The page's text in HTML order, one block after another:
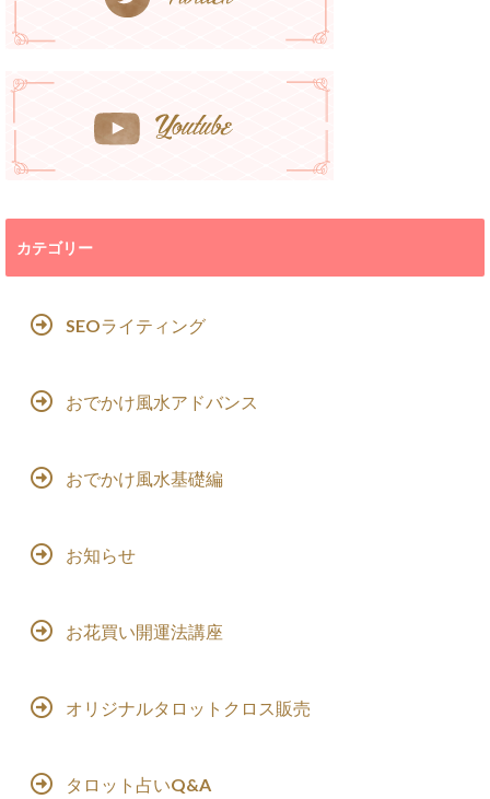
カテゴリー
SEOライティング
おでかけ風水アドバンス
おでかけ風水基礎編
お知らせ
お花買い開運法講座
オリジナルタロットクロス販売
タロット占いQ&A